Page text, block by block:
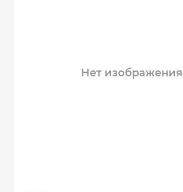
Нет изображения